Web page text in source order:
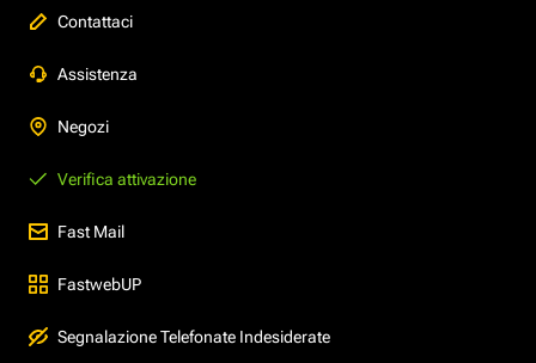
Contattaci
Assistenza
Negozi
Verifica attivazione
Fast Mail
FastwebUP
Segnalazione Telefonate Indesiderate